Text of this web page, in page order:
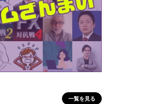
一覧を見る